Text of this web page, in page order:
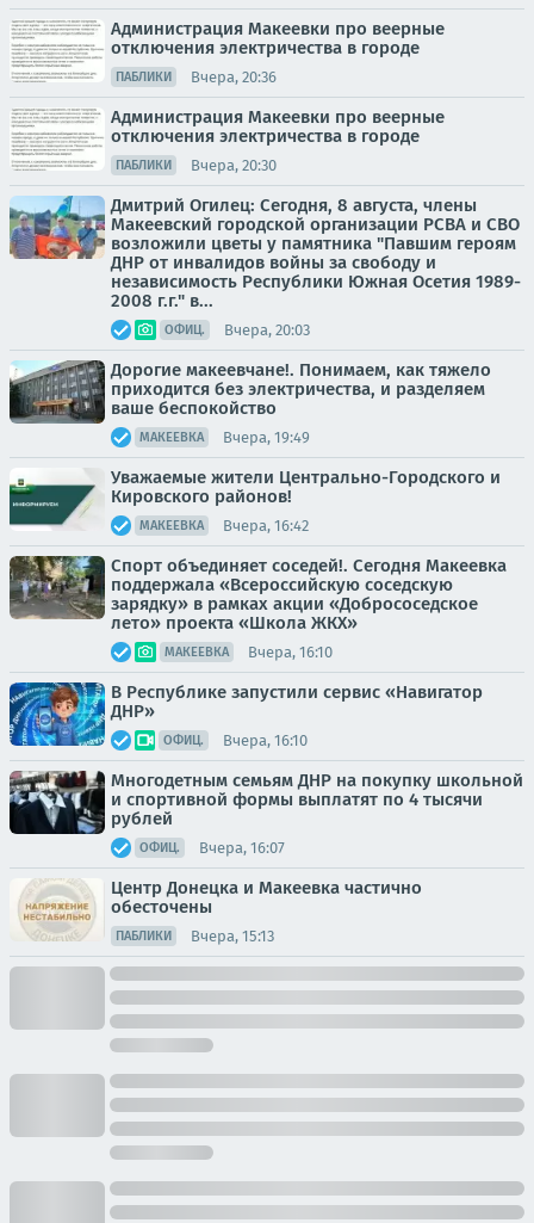
Администрация Макеевки про веерные
отключения электричества в городе
ПАБЛИКИ Вчера, 20:36
Администрация Макеевки про веерные
отключения электричества в городе
ПАБЛИКИ Вчера, 20:30
Дмитрий Огилец: Сегодня, 8 августа, члены
Макеевский городской организации РСВА и СВО
возложили цветы у памятника "Павшим героям
ДНР от инвалидов войны за свободу и
независимость Республики Южная Осетия 1989-
2008 г.г." в...
ОФИЦ. Вчера, 20:03
Дорогие макеевчане!. Понимаем, как тяжело
приходится без электричества, и разделяем
ваше беспокойство
МАКЕЕВКА Вчера, 19:49
Уважаемые жители Центрально-Городского и
Кировского районов!
МАКЕЕВКА Вчера, 16:42
Спорт объединяет соседей!. Сегодня Макеевка
поддержала «Всероссийскую соседскую
зарядку» в рамках акции «Добрососедское
лето» проекта «Школа ЖКХ»
МАКЕЕВКА Вчера, 16:10
В Республике запустили сервис «Навигатор
ДНР»
ОФИЦ. Вчера, 16:10
Многодетным семьям ДНР на покупку школьной
и спортивной формы выплатят по 4 тысячи
рублей
ОФИЦ. Вчера, 16:07
Центр Донецка и Макеевка частично
обесточены
ПАБЛИКИ Вчера, 15:13